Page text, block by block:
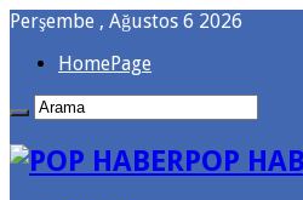
Perşembe , Ağustos 6 2026
HomePage
POP